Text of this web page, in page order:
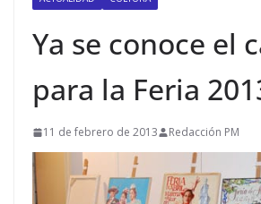
Ya se conoce el
para la Feria
11 de febrero de 2013 Redacción PM